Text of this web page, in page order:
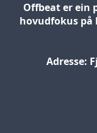
Offbeat er ein
hovudfokus på
Adresse: